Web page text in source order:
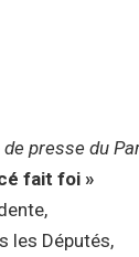
de presse du
fait foi »
les Députés,